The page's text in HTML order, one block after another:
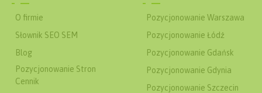
O firmie
Słownik SEO SEM
Blog
Pozycjonowanie Stron
Cennik
Pozycjonowanie Warszawa
Pozycjonowanie Łódź
Pozycjonowanie Gdańsk
Pozycjonowanie Gdynia
Pozycjonowanie Szczecin